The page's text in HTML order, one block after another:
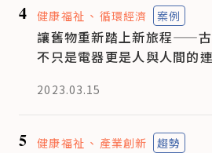
4 健康福祉 循環經濟 案例
讓舊物重新踏上新旅程——
不只是電器更是人與人間的
2023.03.15
5 健康福祉 產業創新 趨勢